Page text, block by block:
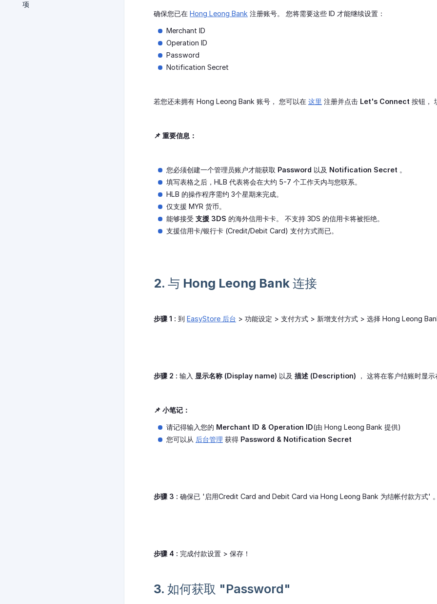
项
确保您已在 Hong Leong Bank 注册账号。 您将需要这些 ID 才能继续设置：
Merchant ID
Operation ID
Password
Notification Secret
若您还未拥有 Hong Leong Bank 账号， 您可以在 这里 注册并点击 Let's Connect 按钮，
📌 重要信息：
您必须创建一个管理员账户才能获取 Password 以及 Notification Secret 。
填写表格之后，HLB 代表将会在大约 5-7 个工作天内与您联系。
HLB 的操作程序需约 3个星期来完成。
仅支援 MYR 货币。
能够接受 支援 3DS 的海外信用卡卡。 不支持 3DS 的信用卡将被拒绝。
支援信用卡/银行卡 (Credit/Debit Card) 支付方式而已。
2. 与 Hong Leong Bank 连接
步骤 1 : 到 EasyStore 后台 > 功能设定 > 支付方式 > 新增支付方式 > 选择 Hong Leong
步骤 2 : 输入 显示名称 (Display name) 以及 描述 (Description) ， 这将在客户结账时显
📌 小笔记：
请记得输入您的 Merchant ID & Operation ID(由 Hong Leong Bank 提供)
您可以从 后台管理 获得 Password & Notification Secret
步骤 3 : 确保已 '启用Credit Card and Debit Card via Hong Leong Bank 为结帐付款方式'
步骤 4 : 完成付款设置 > 保存！
3. 如何获取 "Password"